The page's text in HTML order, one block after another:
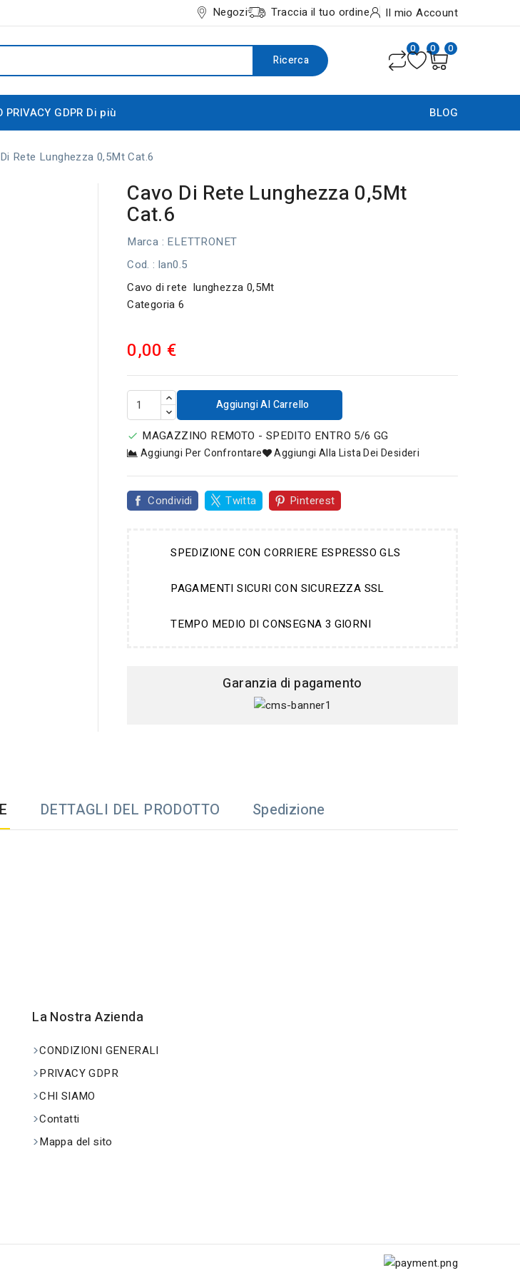
Negozi Traccia il tuo ordine Il mio Account
Ricerca
0 0 0
PRIVACY GDPR Di più BLOG
Rete Lunghezza 0,5Mt Cat.6
Cavo Di Rete Lunghezza 0,5Mt
Cat.6
Marca : ELETTRONET
Cod. : lan0.5
Cavo di rete lunghezza 0,5Mt
Categoria 6
0,00 €
Aggiungi Al Carrello
 MAGAZZINO REMOTO - SPEDITO ENTRO 5/6 GG
Aggiungi Per Confrontare Aggiungi Alla Lista Dei Desideri
Condividi Twitta Pinterest
SPEDIZIONE CON CORRIERE ESPRESSO GLS
PAGAMENTI SICURI CON SICUREZZA SSL
TEMPO MEDIO DI CONSEGNA 3 GIORNI
Garanzia di pagamento
DETTAGLI DEL PRODOTTO Spedizione
La Nostra Azienda
CONDIZIONI GENERALI
PRIVACY GDPR
CHI SIAMO
Contatti
Mappa del sito